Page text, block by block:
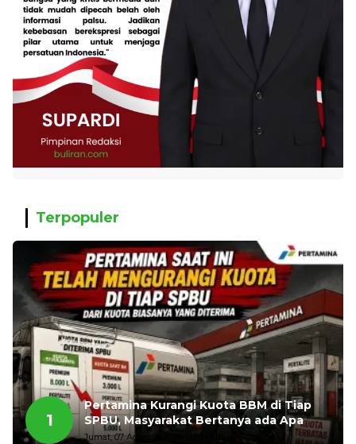
Terpopuler
1
Pertamina Kurangi Kuota BBM di Tiap
SPBU, Masyarakat Bertanya ada Apa
Jumat, 07 Agustus 2026, 11:03 WIB